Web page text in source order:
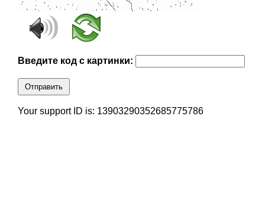
Введите код с картинки:
Отправить
Your support ID is: 13903290352685775786